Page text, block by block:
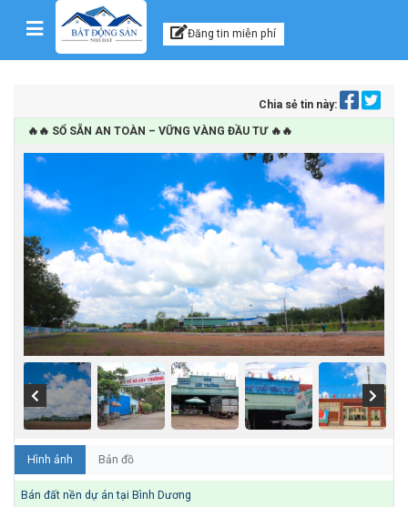
Skip to content Kênh thông tin, tư vấn
Đăng tin miễn phí
Chia sẻ tin này:
🔥🔥 SỔ SẴN AN TOÀN – VỮNG VÀNG ĐẦU TƯ 🔥🔥
Hình ảnh Bản đồ
Bán đất nền dự án tại Bình Dương